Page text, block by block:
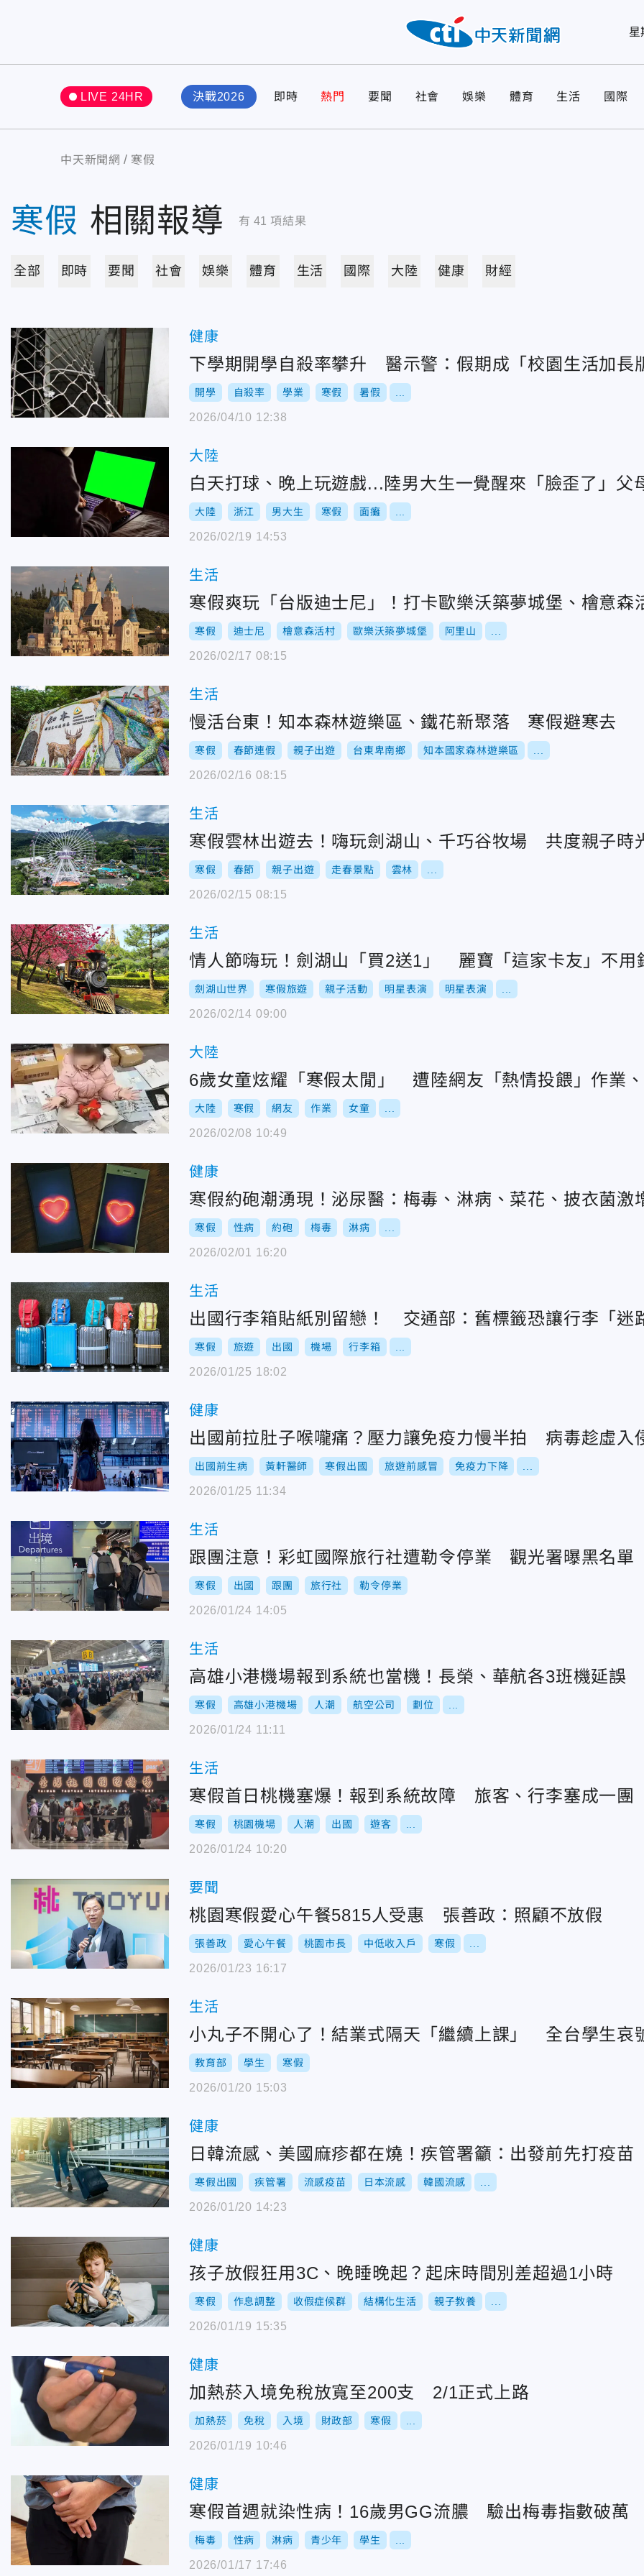
星
LIVE 24HR 決戰2026 即時 熱門 要聞 社會 娛樂 體育 生活 國際
中天新聞網 寒假
寒假 相關報導 有 41 項結果
全部 即時 要聞 社會 娛樂 體育 生活 國際 大陸 健康 財經
健康
下學期開學自殺率攀升 醫示警：假期成「校園生活加長
開學 自殺率 學業 寒假 暑假
2026/04/10 12:38
大陸
白天打球、晚上玩遊戲...陸男大生一覺醒來「臉歪了」父
大陸 浙江 男大生 寒假 面癱
2026/02/19 14:53
生活
寒假爽玩「台版迪士尼」！打卡歐樂沃築夢城堡、檜意森
寒假 迪士尼 檜意森活村 歐樂沃築夢城堡 阿里山
2026/02/17 08:15
生活
慢活台東！知本森林遊樂區、鐵花新聚落 寒假避寒去
寒假 春節連假 親子出遊 台東卑南鄉 知本國家森林遊樂區
2026/02/16 08:15
生活
寒假雲林出遊去！嗨玩劍湖山、千巧谷牧場 共度親子時
寒假 春節 親子出遊 走春景點 雲林
2026/02/15 08:15
生活
情人節嗨玩！劍湖山「買2送1」 麗寶「這家卡友」不用
劍湖山世界 寒假旅遊 親子活動 明星表演 明星表演
2026/02/14 09:00
大陸
6歲女童炫耀「寒假太閒」 遭陸網友「熱情投餵」作業
大陸 寒假 網友 作業 女童
2026/02/08 10:49
健康
寒假約砲潮湧現！泌尿醫：梅毒、淋病、菜花、披衣菌激
寒假 性病 約砲 梅毒 淋病
2026/02/01 16:20
生活
出國行李箱貼紙別留戀！ 交通部：舊標籤恐讓行李「迷
寒假 旅遊 出國 機場 行李箱
2026/01/25 18:02
健康
出國前拉肚子喉嚨痛？壓力讓免疫力慢半拍 病毒趁虛入
出國前生病 黃軒醫師 寒假出國 旅遊前感冒 免疫力下降
2026/01/25 11:34
生活
跟團注意！彩虹國際旅行社遭勒令停業 觀光署曝黑名單
寒假 出國 跟團 旅行社 勒令停業
2026/01/24 14:05
生活
高雄小港機場報到系統也當機！長榮、華航各3班機延誤
寒假 高雄小港機場 人潮 航空公司 劃位
2026/01/24 11:11
生活
寒假首日桃機塞爆！報到系統故障 旅客、行李塞成一團
寒假 桃園機場 人潮 出國 遊客
2026/01/24 10:20
要聞
桃園寒假愛心午餐5815人受惠 張善政：照顧不放假
張善政 愛心午餐 桃園市長 中低收入戶 寒假
2026/01/23 16:17
生活
小丸子不開心了！結業式隔天「繼續上課」 全台學生哀
教育部 學生 寒假
2026/01/20 15:03
健康
日韓流感、美國麻疹都在燒！疾管署籲：出發前先打疫苗
寒假出國 疾管署 流感疫苗 日本流感 韓國流感
2026/01/20 14:23
健康
孩子放假狂用3C、晚睡晚起？起床時間別差超過1小時
寒假 作息調整 收假症候群 結構化生活 親子教養
2026/01/19 15:35
健康
加熱菸入境免稅放寬至200支 2/1正式上路
加熱菸 免稅 入境 財政部 寒假
2026/01/19 10:46
健康
寒假首週就染性病！16歲男GG流膿 驗出梅毒指數破萬
梅毒 性病 淋病 青少年 學生
2026/01/17 17:46